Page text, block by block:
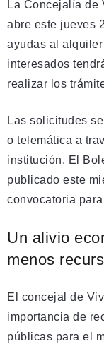
La Concejalía de
abre este jueves
ayudas al
interesados
realizar los
Las solicitudes
o telemática a
institución. El
publicado este
convocatoria
Un alivio
menos
El concejal de
importancia de
públicas para el